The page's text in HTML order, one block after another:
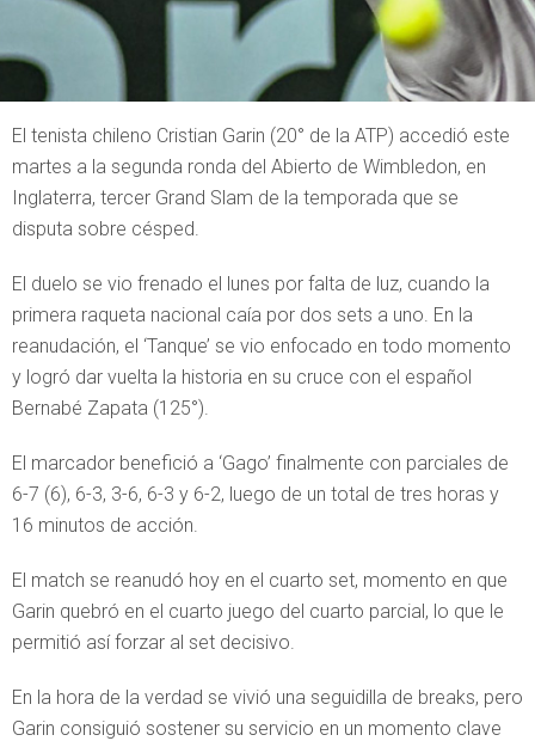
El tenista chileno Cristian Garin (20° de la ATP) accedió este
martes a la segunda ronda del Abierto de Wimbledon, en
Inglaterra, tercer Grand Slam de la temporada que se
disputa sobre césped.
El duelo se vio frenado el lunes por falta de luz, cuando la
primera raqueta nacional caía por dos sets a uno. En la
reanudación, el ‘Tanque’ se vio enfocado en todo momento
y logró dar vuelta la historia en su cruce con el español
Bernabé Zapata (125°).
El marcador benefició a ‘Gago’ finalmente con parciales de
6-7 (6), 6-3, 3-6, 6-3 y 6-2, luego de un total de tres horas y
16 minutos de acción.
El match se reanudó hoy en el cuarto set, momento en que
Garin quebró en el cuarto juego del cuarto parcial, lo que le
permitió así forzar al set decisivo.
En la hora de la verdad se vivió una seguidilla de breaks, pero
Garin consiguió sostener su servicio en un momento clave